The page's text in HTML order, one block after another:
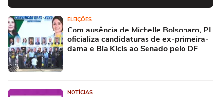
ELEIÇÕES
Com ausência de Michelle Bolsonaro, PL
oficializa candidaturas de ex-primeira-
dama e Bia Kicis ao Senado pelo DF
NOTÍCIAS